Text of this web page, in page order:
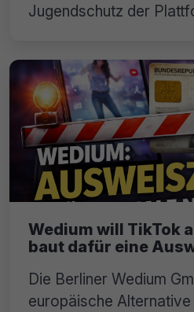
Jugendschutz der
Wedium will TikTok
baut dafür eine
Die Berliner Wedium
europäische